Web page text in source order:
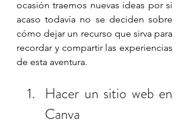
ocasión traemos nuevas ideas por si
acaso todavía no se deciden sobre
cómo dejar un recurso que sirva para
recordar y compartir las experiencias
de esta aventura.
Hacer un sitio web en
Canva